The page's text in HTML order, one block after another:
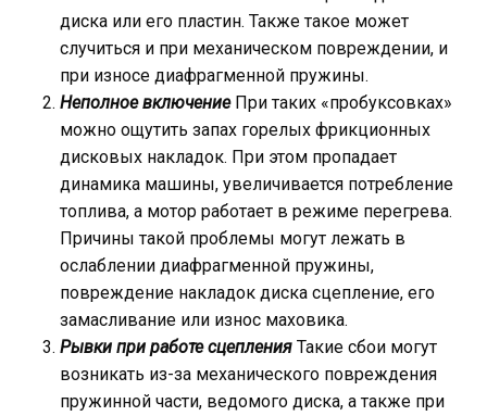
диска или его пластин. Также такое может
случиться и при механическом повреждении, и
при износе диафрагменной пружины.
Неполное включение При таких «пробуксовках»
можно ощутить запах горелых фрикционных
дисковых накладок. При этом пропадает
динамика машины, увеличивается потребление
топлива, а мотор работает в режиме перегрева.
Причины такой проблемы могут лежать в
ослаблении диафрагменной пружины,
повреждение накладок диска сцепление, его
замасливание или износ маховика.
Рывки при работе сцепления Такие сбои могут
возникать из-за механического повреждения
пружинной части, ведомого диска, а также при